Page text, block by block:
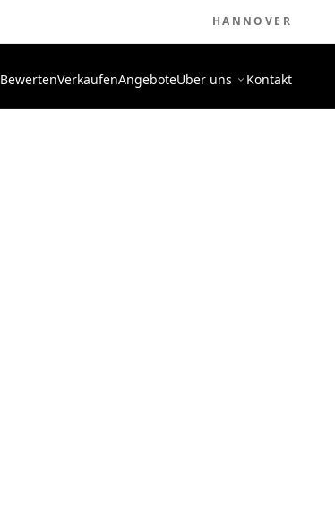
HANNOVER
BewertenVerkaufenAngeboteÜber uns Kontakt